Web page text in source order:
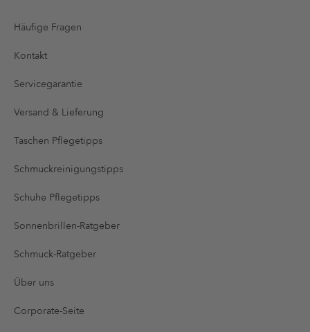
Häufige Fragen
Kontakt
Servicegarantie
Versand & Lieferung
Taschen Pflegetipps
Schmuckreinigungstipps
Schuhe Pflegetipps
Sonnenbrillen-Ratgeber
Schmuck-Ratgeber
Über uns
Corporate-Seite